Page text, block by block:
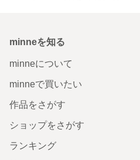
minneを知る
minneについて
minneで買いたい
作品をさがす
ショップをさがす
ランキング